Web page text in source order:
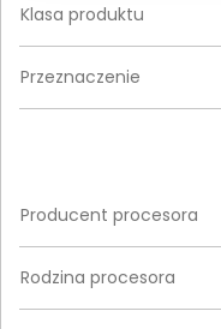
Klasa produktu
Przeznaczenie
Producent procesora
Rodzina procesora